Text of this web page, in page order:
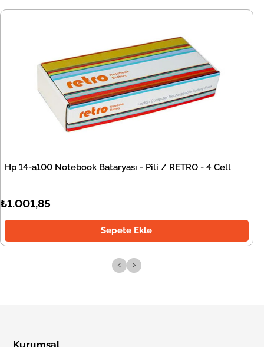
Hp 14-a100 Notebook Bataryası - Pili / RETRO - 4 Cell
₺1.001,85
Sepete Ekle
‹ ›